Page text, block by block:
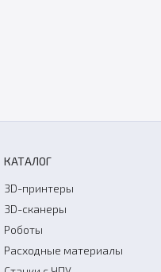
КАТАЛОГ
3D-принтеры
3D-сканеры
Роботы
Расходные материалы